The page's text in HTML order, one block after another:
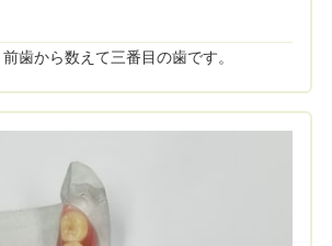
歯から数えて三番目の歯です。